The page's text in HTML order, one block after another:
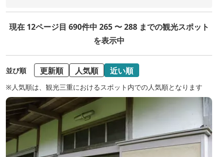
現在 12ページ目 690件中 265 〜 288 までの観光スポット
を表示中
並び順 更新順 人気順 近い順
※人気順は、観光三重におけるスポット内での人気順となります